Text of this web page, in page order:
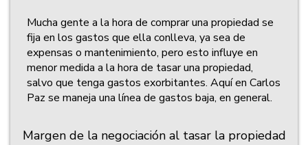
Mucha gente a la hora de comprar una propiedad se
fija en los gastos que ella conlleva, ya sea de
expensas o mantenimiento, pero esto influye en
menor medida a la hora de tasar una propiedad,
salvo que tenga gastos exorbitantes. Aquí en Carlos
Paz se maneja una línea de gastos baja, en general.
Margen de la negociación al tasar la propiedad